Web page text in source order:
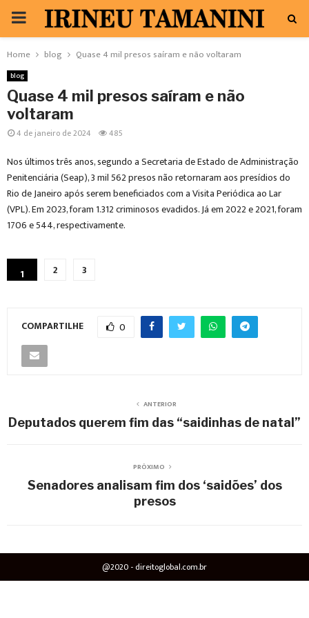
PRIMARY
MENU
Home blog Quase 4 mil presos saíram e não voltaram
blog
Quase 4 mil presos saíram e não
voltaram
4 de janeiro de 2024 485
Nos últimos três anos, segundo a Secretaria de Estado de Administração
Penitenciária (Seap), 3 mil 562 presos não retornaram aos presídios do
Rio de Janeiro após serem beneficiados com a Visita Periódica ao Lar
(VPL). Em 2023, foram 1.312 criminosos evadidos. Já em 2022 e 2021, foram
1706 e 544, respectivamente.
1 2 3
COMPARTILHE 0
ANTERIOR
Deputados querem fim das “saidinhas de natal”
PRÓXIMO
Senadores analisam fim dos ‘saidões’ dos
presos
@2020 - direitoglobal.com.br